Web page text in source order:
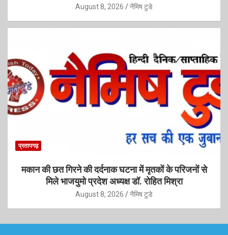
August 8, 2026 नैमिष टुडे
प्रतापगढ़
मकान की छत गिरने की दर्दनाक घटना में मृतकों के परिजनों से
मिले भाजयुमो प्रदेश अध्यक्ष डॉ. रोहित मिश्रा
August 8, 2026 नैमिष टुडे